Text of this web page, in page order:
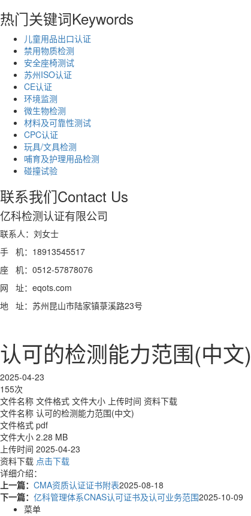
热门关键词Keywords
儿童用品出口认证
禁用物质检测
安全座椅测试
苏州ISO认证
CE认证
环境监测
微生物检测
材料及可靠性测试
CPC认证
玩具/文具检测
哺育及护理用品检测
碰撞试验
联系我们Contact Us
亿科检测认证有限公司
联系人：刘女士
手 机：18913545517
座 机：0512-57878076
网 址：eqots.com
地 址：苏州昆山市陆家镇菉溪路23号
认可的检测能力范围(中文)
2025-04-23
155次
文件名称 文件格式 文件大小 上传时间 资料下载
文件名称 认可的检测能力范围(中文)
文件格式 pdf
文件大小 2.28 MB
上传时间 2025-04-23
资料下载 点击下载
详细介绍：
上一篇： CMA资质认证证书附表2025-08-18
下一篇： 亿科管理体系CNAS认可证书及认可业务范围2025-10-09
菜单